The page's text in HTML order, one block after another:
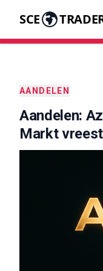
SCE
AANDELEN
Aandelen:
Markt